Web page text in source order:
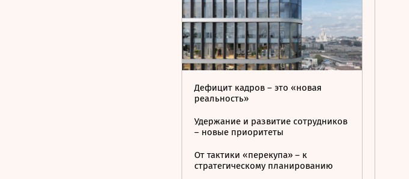
Дефицит кадров – это «новая
реальность»
Удержание и развитие сотрудников
– новые приоритеты
От тактики «перекупа» – к
стратегическому планированию